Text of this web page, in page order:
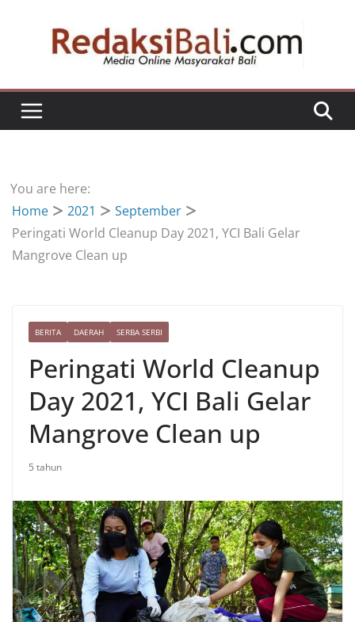
You are here:
Home
2021
September
Peringati World Cleanup Day 2021, YCI Bali Gelar
Mangrove Clean up
BERITA DAERAH SERBA SERBI
Peringati World Cleanup
Day 2021, YCI Bali Gelar
Mangrove Clean up
5 tahun